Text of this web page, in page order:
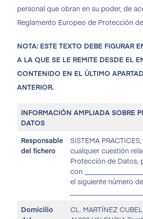
personal que obran en su poder, de
Reglamento Europeo de Protección
NOTA: ESTE TEXTO DEBE FIGURAR
A LA QUE SE LE REMITE DESDE EL
CONTENIDO EN EL ÚLTIMO
ANTERIOR.
INFORMACIÓN AMPLIADA SOBRE
DATOS
Responsable
del fichero
SISTEMA
cualquier cuestión
Protección de Datos,
con
el siguiente número
Domicilio
CL. MARTÍNEZ